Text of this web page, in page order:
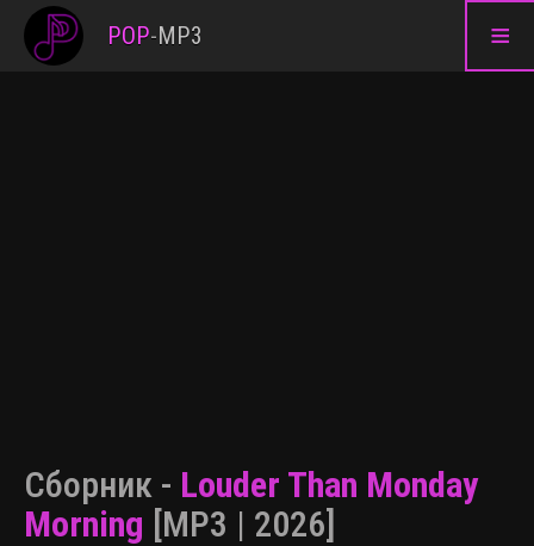
≡
POP-MP3
Сборник - Louder Than Monday
Morning [MP3 | 2026]